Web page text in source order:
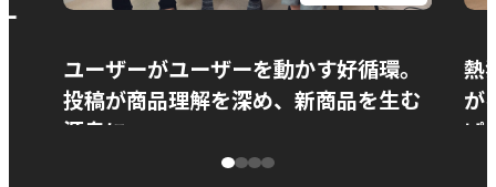
ユーザーがユーザーを動かす好循環。
投稿が商品理解を深め、新商品を生む
源泉に
熱
が
ぱ